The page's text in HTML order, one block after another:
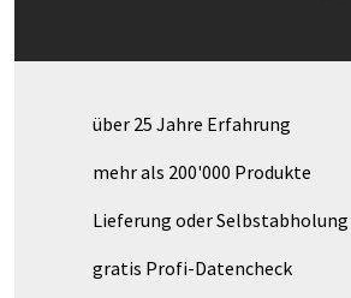
über 25 Jahre Erfahrung
mehr als 200'000 Produkte
Lieferung oder Selbstabholung
gratis Profi-Datencheck